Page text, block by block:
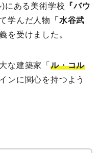
にある美術学校 『バウ
学んだ人物
「水谷武
を受けました。
な建築家「 ル・コル
ンに関心を持つよう